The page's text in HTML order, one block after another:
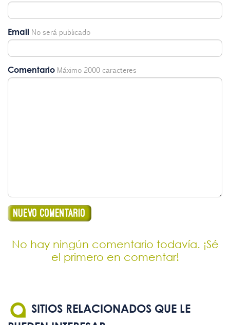
Email No será publicado
Comentario Máximo 2000 caracteres
No hay ningún comentario todavía. ¡Sé
el primero en comentar!
SITIOS RELACIONADOS QUE LE